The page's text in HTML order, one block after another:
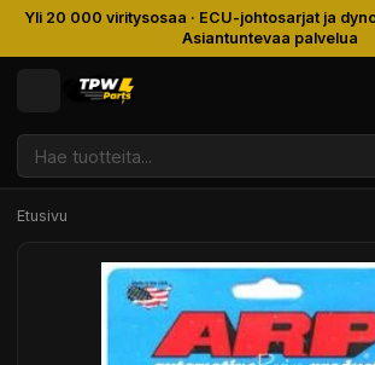
Yli 20 000 viritysosaa · ECU-johtosarjat ja
Asiantuntevaa palvelua
Etusivu